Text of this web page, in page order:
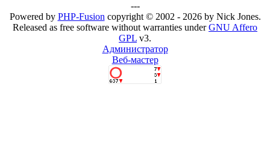
---
Powered by PHP-Fusion copyright © 2002 - 2026 by Nick Jones.
Released as free software without warranties underGNU Affero
GPL v3.
Администратор
Веб-мастер